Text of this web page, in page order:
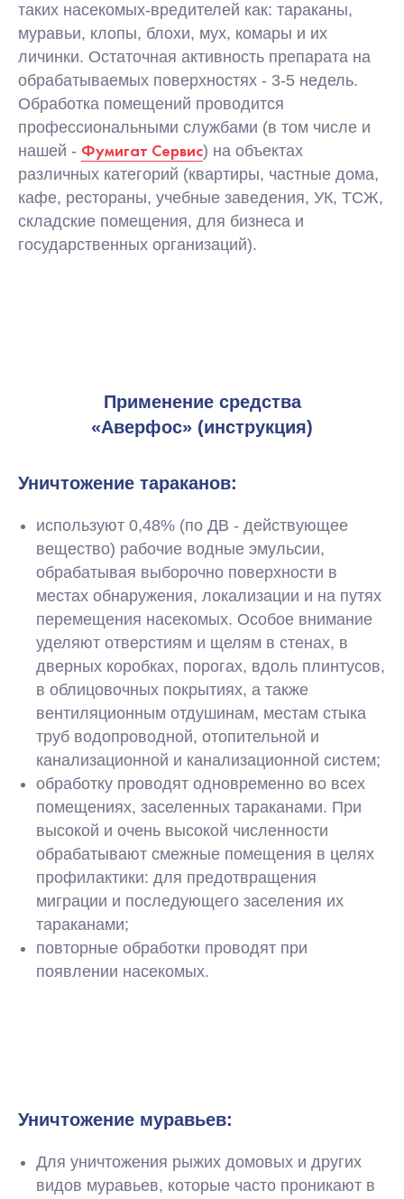
таких насекомых-вредителей как: тараканы,
муравьи, клопы, блохи, мух, комары и их
личинки. Остаточная активность препарата на
обрабатываемых поверхностях - 3-5 недель.
Обработка помещений проводится
профессиональными службами (в том числе и
нашей - Фумигат Сервис) на объектах
различных категорий (квартиры, частные дома,
кафе, рестораны, учебные заведения, УК, ТСЖ,
складские помещения, для бизнеса и
государственных организаций).
Применение средства
«Аверфос» (инструкция)
Уничтожение тараканов:
используют 0,48% (по ДВ - действующее
вещество) рабочие водные эмульсии,
обрабатывая выборочно поверхности в
местах обнаружения, локализации и на путях
перемещения насекомых. Особое внимание
уделяют отверстиям и щелям в стенах, в
дверных коробках, порогах, вдоль плинтусов,
в облицовочных покрытиях, а также
вентиляционным отдушинам, местам стыка
труб водопроводной, отопительной и
канализационной и канализационной систем;
обработку проводят одновременно во всех
помещениях, заселенных тараканами. При
высокой и очень высокой численности
обрабатывают смежные помещения в целях
профилактики: для предотвращения
миграции и последующего заселения их
тараканами;
повторные обработки проводят при
появлении насекомых.
Уничтожение муравьев:
Для уничтожения рыжих домовых и других
видов муравьев, которые часто проникают в